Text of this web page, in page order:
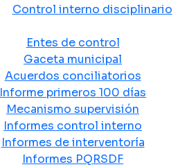
Control interno disciplinario
Entes de control
Gaceta municipal
Acuerdos conciliatorios
Informe primeros 100 días
Mecanismo supervisión
Informes control interno
Informes de interventoría
Informes PQRSDF